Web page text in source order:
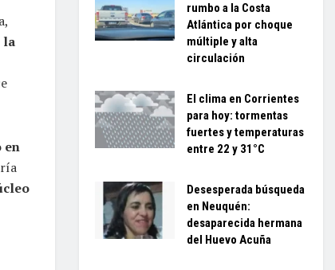
la
en
rumbo a la Costa
Atlántica por choque
múltiple y alta
circulación
El clima en Corrientes
para hoy: tormentas
fuertes y temperaturas
entre 22 y 31°C
Desesperada búsqueda
en Neuquén:
desaparecida hermana
del Huevo Acuña